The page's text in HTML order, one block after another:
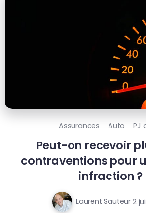
Assurances Auto PJ
Peut-on recevoir
contraventions pour
infraction ?
Laurent Sauteur 2